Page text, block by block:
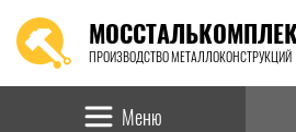
ПРОИЗВОДСТВО МЕТАЛЛОКОНСТРУКЦИЙ
Найти:
Меню